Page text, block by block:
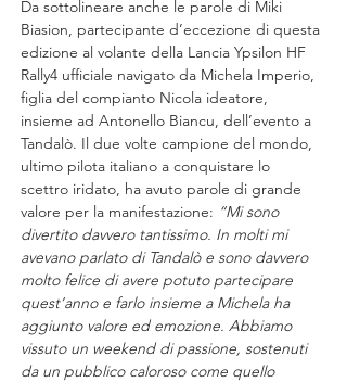
Da sottolineare anche le parole di Miki
Biasion, partecipante d’eccezione di questa
edizione al volante della Lancia Ypsilon HF
Rally4 ufficiale navigato da Michela Imperio,
figlia del compianto Nicola ideatore,
insieme ad Antonello Biancu, dell’evento a
Tandalò. Il due volte campione del mondo,
ultimo pilota italiano a conquistare lo
scettro iridato, ha avuto parole di grande
valore per la manifestazione: “Mi sono
divertito davvero tantissimo. In molti mi
avevano parlato di Tandalò e sono davvero
molto felice di avere potuto partecipare
quest’anno e farlo insieme a Michela ha
aggiunto valore ed emozione. Abbiamo
vissuto un weekend di passione, sostenuti
da un pubblico caloroso come quello